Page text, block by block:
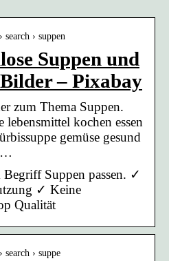
› suppen
Suppen und
– Pixabay
zum Thema Suppen.
kochen essen
gemüse gesund
…
Suppen passen. ✓
✓ Keine
Qualität
search › suppe